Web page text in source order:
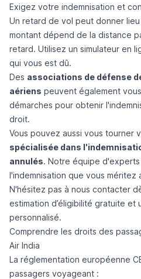
Exigez votre indemnisation et
Un retard de vol peut donner
montant dépend de la distance
retard. Utilisez un simulateur en
qui vous est dû.
Des associations de défense
aériens peuvent également
démarches pour obtenir
droit.
Vous pouvez aussi vous tourner
spécialisée dans
annulés. Notre équipe
l'indemnisation que vous méritez
N'hésitez pas à nous contacter
estimation d’éligibilité gratuite et
personnalisé.
Comprendre les droits des
Air India
La réglementation européenne
passagers voyageant :